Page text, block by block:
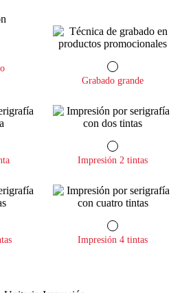
Grabado grande
Impresión 2 tintas
Impresión 4 tintas